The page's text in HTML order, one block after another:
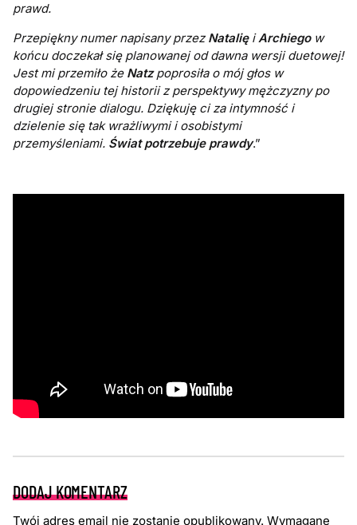
prawd.
Przepiękny numer napisany przez NatalięiArchiegow
końcu doczekał się planowanej od dawna wersji duetowej!
Jest mi przemiło że Natzpoprosiła o mój głos w
dopowiedzeniu tej historii z perspektywy mężczyzny po
drugiej stronie dialogu. Dziękuję ci za intymność i
dzielenie się tak wrażliwymi i osobistymi
przemyśleniami. Świat potrzebuje prawdy.”
DODAJ KOMENTARZ
Twój adres email nie zostanie opublikowany. Wymagane